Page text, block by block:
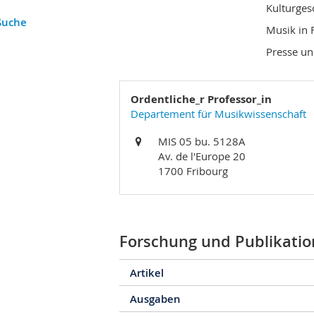
Musik in
Presse
Ordentliche_r Professor_in
Departement für Musikwissenschaft
MIS 05 bu. 5128A
Av. de l'Europe 20
1700 Fribourg
Forschung und
Artikel
Ausgaben